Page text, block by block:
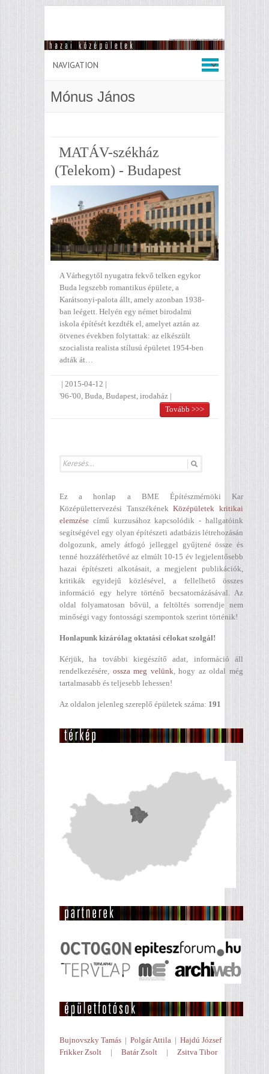
Mónus János
MATÁV-székház
(Telekom) - Budapest
A Várhegytől nyugatra fekvő telken egykor
Buda legszebb romantikus épülete, a
Karátsonyi-palota állt, amely azonban 1938-
ban leégett. Helyén egy német birodalmi
iskola építését kezdték el, amelyet aztán az
ötvenes években folytattak: az elkészült
szocialista realista stílusú épületet 1954-ben
adták át…
| 2015-04-12 |
'96-'00, Buda, Budapest, irodaház |
Tovább >>>
Ez a honlap a BME Építészmérnöki Kar
Középülettervezési TanszékénekKözépületek kritikai
elemzése című kurzusához kapcsolódik - hallgatóink
segítségével egy olyan építészeti adatbázis létrehozásán
dolgozunk, amely átfogó jelleggel gyűjtené össze és
tenné hozzáférhetővé az elmúlt 10-15 év legjelentősebb
hazai építészeti alkotásait, a megjelent publikációk,
kritikák egyidejű közlésével, a fellelhető összes
információ egy helyre történő becsatornázásával. Az
oldal folyamatosan bővül, a feltöltés sorrendje nem
minőségi vagy fontossági szempontok szerint történik!
Honlapunk kizárólag oktatási célokat szolgál!
Kérjük, ha további kiegészítő adat, információ áll
rendelkezésére, ossza meg velünk, hogy az oldal még
tartalmasabb és teljesebb lehessen!
Az oldalon jelenleg szereplő épületek száma: 191
Bujnovszky Tamás | Polgár Attila | Hajdú József
Frikker Zsolt | Batár Zsolt | Zsitva Tibor